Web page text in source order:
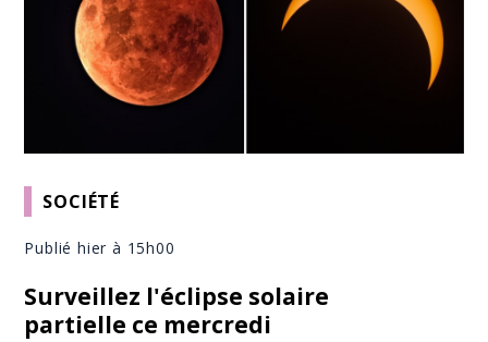
SOCIÉTÉ
Publié hier à 15h00
Surveillez l'éclipse solaire
partielle ce mercredi